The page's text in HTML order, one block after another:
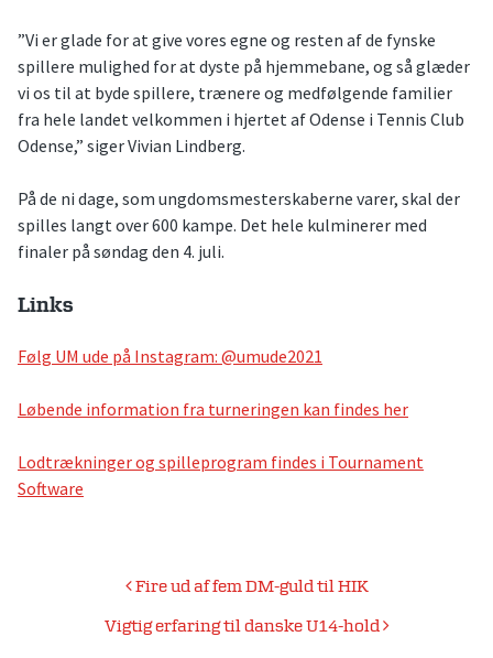
”Vi er glade for at give vores egne og resten af de fynske
spillere mulighed for at dyste på hjemmebane, og så glæder
vi os til at byde spillere, trænere og medfølgende familier
fra hele landet velkommen i hjertet af Odense i Tennis Club
Odense,” siger Vivian Lindberg.
På de ni dage, som ungdomsmesterskaberne varer, skal der
spilles langt over 600 kampe. Det hele kulminerer med
finaler på søndag den 4. juli.
Links
Følg UM ude på Instagram: @umude2021
Løbende information fra turneringen kan findes her
Lodtrækninger og spilleprogram findes i Tournament
Software
Indlægsnavigation
Fire ud af fem DM-guld til HIK
Vigtig erfaring til danske U14-hold